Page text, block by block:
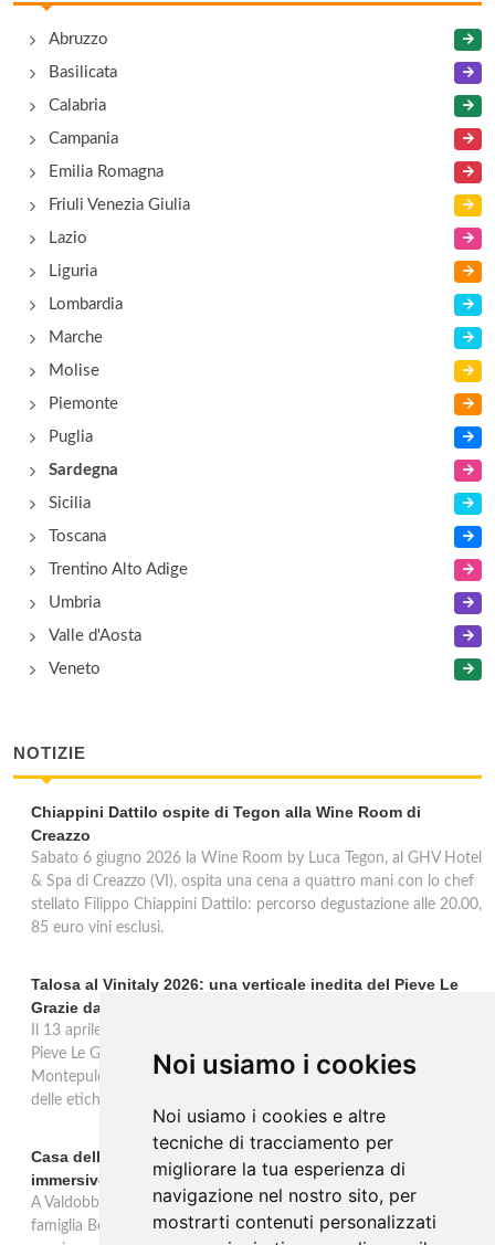
Noi usiamo i cookies
Noi usiamo i cookies e altre
tecniche di tracciamento per
migliorare la tua esperienza di
navigazione nel nostro sito, per
mostrarti contenuti personalizzati
Antica Casa Marini
strada per le Saline , Assemini - Località
Macchiareddu
Balena
viale Santa Gilla 125, Cagliari
Abruzzo
Basilicata
Calabria
Campania
Emilia Romagna
Friuli Venezia Giulia
Lazio
Liguria
Lombardia
Marche
Molise
Piemonte
Puglia
Sardegna
Sicilia
Toscana
Trentino Alto Adige
Umbria
Valle d'Aosta
Veneto
NOTIZIE
Chiappini Dattilo ospite di Tegon alla Wine Room di
Creazzo
Sabato 6 giugno 2026 la Wine Room by Luca Tegon, al GHV Hotel
& Spa di Creazzo (VI), ospita una cena a quattro mani con lo chef
stellato Filippo Chiappini Dattilo: percorso degustazione alle 20.00,
85 euro vini esclusi.
Talosa al Vinitaly 2026: una verticale inedita del Pieve Le
Grazie dal 2016 al 2020
Il 13 aprile 2026 al Vinitaly, Talosa presenta la verticale inedita del
Pieve Le Grazie: cinque annate dal 2016 al 2020 del Nobile di
Montepulciano a 95 punti Vinous, per ripercorrere la genesi di una
delle etichette iconiche di Montepulciano.
Casa dell'Artista: a Valdobbiadene apre il soggiorno
immersivo tra arte e vino di Bortolomiol
A Valdobbiadene, nel cuore delle colline Patrimonio Unesco, la
famiglia Bortolomiol apre al pubblico la Casa dell'Artista: un